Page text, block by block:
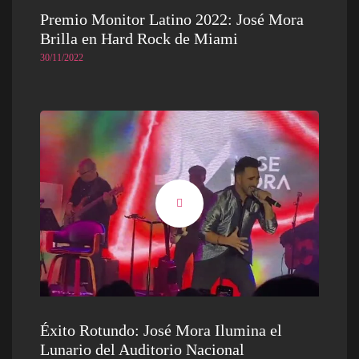
Premio Monitor Latino 2022: José Mora
Brilla en Hard Rock de Miami
30/11/2022
Éxito Rotundo: José Mora Ilumina el
Lunario del Auditorio Nacional